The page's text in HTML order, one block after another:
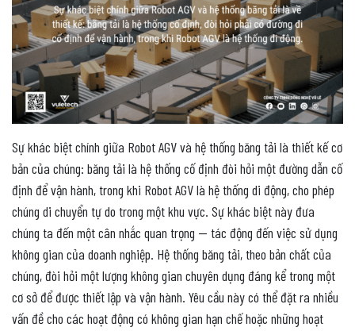
Sự khác biệt chính giữa Robot AGV và hệ thống băng tải là thiết kế cơ
bản của chúng: băng tải là hệ thống cố định đòi hỏi một đường dẫn cố
định để vận hành, trong khi Robot AGV là hệ thống di động, cho phép
chúng di chuyển tự do trong một khu vực. Sự khác biệt này đưa
chúng ta đến một cân nhắc quan trọng — tác động đến việc sử dụng
không gian của doanh nghiệp. Hệ thống băng tải, theo bản chất của
chúng, đòi hỏi một lượng không gian chuyên dụng đáng kể trong một
cơ sở để được thiết lập và vận hành. Yêu cầu này có thể đặt ra nhiều
vấn đề cho các hoạt động có không gian hạn chế hoặc những hoạt